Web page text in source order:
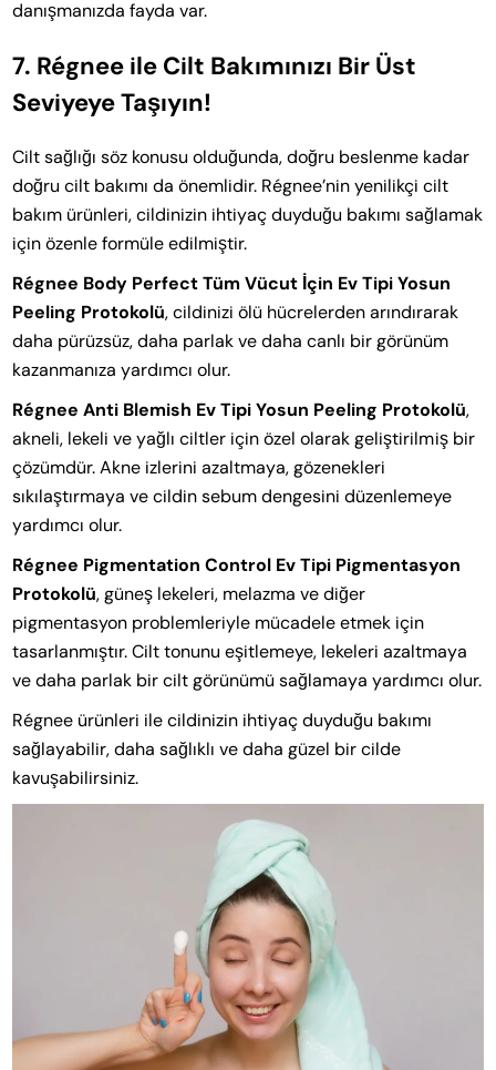
danışmanızda fayda var.
7. Régnee ile Cilt Bakımınızı Bir Üst
Seviyeye Taşıyın!
Cilt sağlığı söz konusu olduğunda, doğru beslenme kadar
doğru cilt bakımı da önemlidir. Régnee’nin yenilikçi cilt
bakım ürünleri, cildinizin ihtiyaç duyduğu bakımı sağlamak
için özenle formüle edilmiştir.
Régnee Body Perfect Tüm Vücut İçin Ev Tipi Yosun
Peeling Protokolü, cildinizi ölü hücrelerden arındırarak
daha pürüzsüz, daha parlak ve daha canlı bir görünüm
kazanmanıza yardımcı olur.
Régnee Anti Blemish Ev Tipi Yosun Peeling Protokolü,
akneli, lekeli ve yağlı ciltler için özel olarak geliştirilmiş bir
çözümdür. Akne izlerini azaltmaya, gözenekleri
sıkılaştırmaya ve cildin sebum dengesini düzenlemeye
yardımcı olur.
Régnee Pigmentation Control Ev Tipi Pigmentasyon
Protokolü, güneş lekeleri, melazma ve diğer
pigmentasyon problemleriyle mücadele etmek için
tasarlanmıştır. Cilt tonunu eşitlemeye, lekeleri azaltmaya
ve daha parlak bir cilt görünümü sağlamaya yardımcı olur.
Régnee ürünleri ile cildinizin ihtiyaç duyduğu bakımı
sağlayabilir, daha sağlıklı ve daha güzel bir cilde
kavuşabilirsiniz.